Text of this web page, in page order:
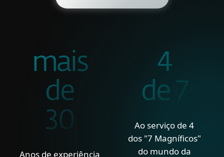
mais
de
30
Anos de experiência
4
de 7
Ao serviço de 4
dos "7 Magníficos"
do mundo da